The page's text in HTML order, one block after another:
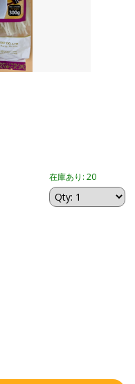
在庫あり: 20